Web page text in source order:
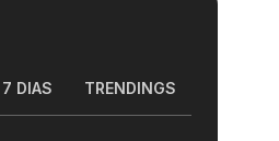
7 DIAS TRENDINGS